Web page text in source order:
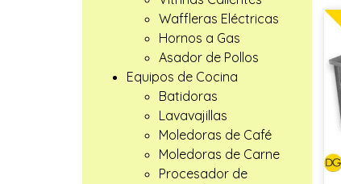
Waffleras Eléctricas
Hornos a Gas
Asador de Pollos
Equipos de Cocina
Batidoras
Lavavajillas
Moledoras de Café
Moledoras de Carne
Procesador de